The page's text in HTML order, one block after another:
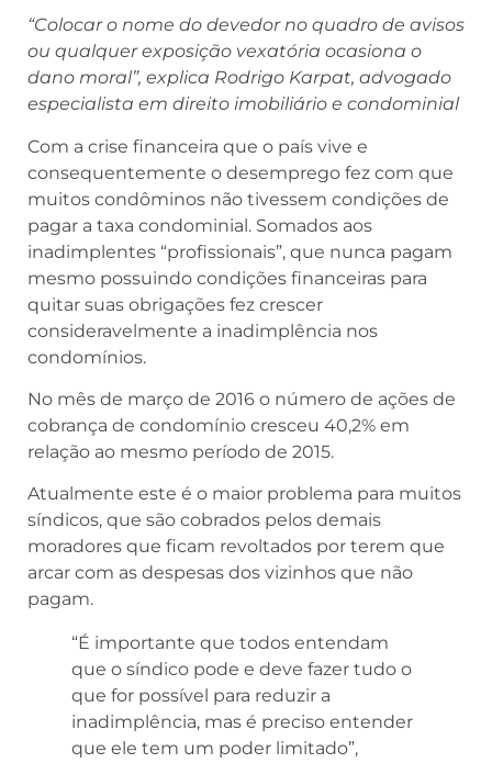
“Colocar o nome do devedor no quadro de avisos
ou qualquer exposição vexatória ocasiona o
dano moral”, explica Rodrigo Karpat, advogado
especialista em direito imobiliário e condominial
Com a crise financeira que o país vive e
consequentemente o desemprego fez com que
muitos condôminos não tivessem condições de
pagar a taxa condominial. Somados aos
inadimplentes “profissionais”, que nunca pagam
mesmo possuindo condições financeiras para
quitar suas obrigações fez crescer
consideravelmente a inadimplência nos
condomínios.
No mês de março de 2016 o número de ações de
cobrança de condomínio cresceu 40,2% em
relação ao mesmo período de 2015.
Atualmente este é o maior problema para muitos
síndicos, que são cobrados pelos demais
moradores que ficam revoltados por terem que
arcar com as despesas dos vizinhos que não
pagam.
“É importante que todos entendam
que o síndico pode e deve fazer tudo o
que for possível para reduzir a
inadimplência, mas é preciso entender
que ele tem um poder limitado”,